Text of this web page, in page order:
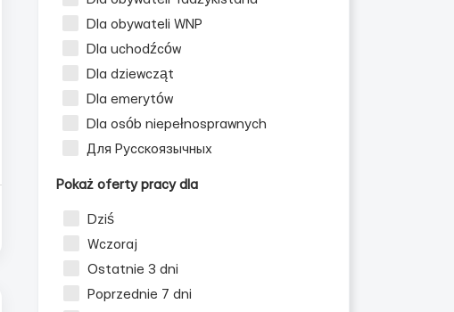
Dla obywateli WNP
Dla uchodźców
Dla dziewcząt
Dla emerytów
Dla osób niepełnosprawnych
Для Русскоязычных
Pokaż oferty pracy dla
Dziś
Wczoraj
Ostatnie 3 dni
Poprzednie 7 dni